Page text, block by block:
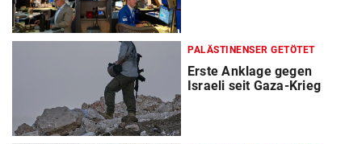
PALÄSTINENSER GETÖTET
Erste Anklage gegen
Israeli seit Gaza-Krieg